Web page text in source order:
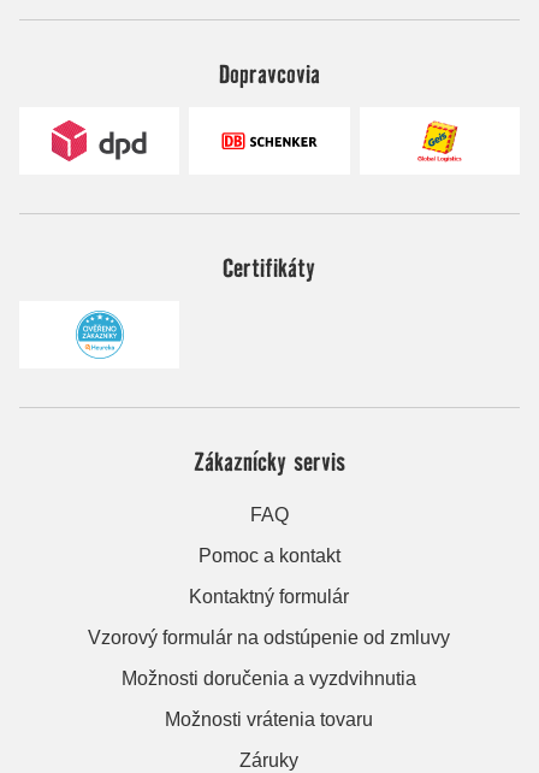
Dopravcovia
Certifikáty
Zákaznícky servis
FAQ
Pomoc a kontakt
Kontaktný formulár
Vzorový formulár na odstúpenie od zmluvy
Možnosti doručenia a vyzdvihnutia
Možnosti vrátenia tovaru
Záruky